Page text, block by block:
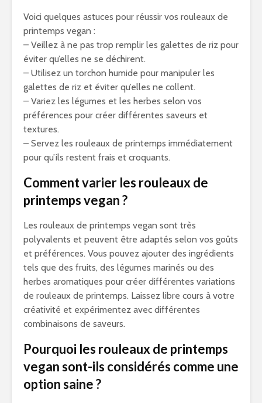
Voici quelques astuces pour réussir vos rouleaux de
printemps vegan :
– Veillez à ne pas trop remplir les galettes de riz pour
éviter qu’elles ne se déchirent.
– Utilisez un torchon humide pour manipuler les
galettes de riz et éviter qu’elles ne collent.
– Variez les légumes et les herbes selon vos
préférences pour créer différentes saveurs et
textures.
– Servez les rouleaux de printemps immédiatement
pour qu’ils restent frais et croquants.
Comment varier les rouleaux de
printemps vegan ?
Les rouleaux de printemps vegan sont très
polyvalents et peuvent être adaptés selon vos goûts
et préférences. Vous pouvez ajouter des ingrédients
tels que des fruits, des légumes marinés ou des
herbes aromatiques pour créer différentes variations
de rouleaux de printemps. Laissez libre cours à votre
créativité et expérimentez avec différentes
combinaisons de saveurs.
Pourquoi les rouleaux de printemps
vegan sont-ils considérés comme une
option saine ?